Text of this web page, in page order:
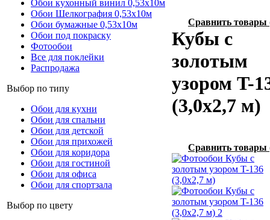
Обои кухонный винил 0,53х10м
Обои Шелкография 0,53x10м
Обои бумажные 0,53х10м
Обои под покраску
Фотообои
Все для поклейки
Распродажа
Выбор по типу
Обои для кухни
Обои для спальни
Обои для детской
Обои для прихожей
Обои для коридора
Обои для гостиной
Обои для офиса
Обои для спортзала
Выбор по цвету
Сравнить товары
Кубы с
золотым
узором T-
(3,0х2,7 м)
Сравнить товары